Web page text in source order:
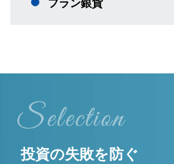
フラン銀貨
投資の失敗を防ぐ